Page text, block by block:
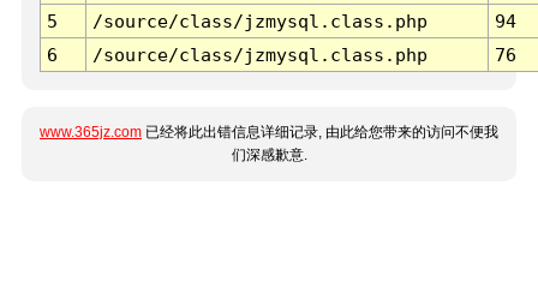
5
/source/class/jzmysql.class.php
94
6
/source/class/jzmysql.class.php 76
www.365jz.com 已经将此出错信息详细记录, 由此给您带来的访问不便我
们深感歉意.